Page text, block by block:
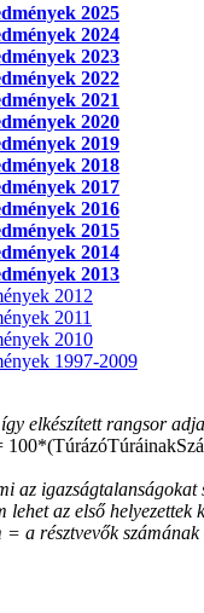
2025
2024
2023
2022
2021
2020
2019
2018
2017
2016
2015
2014
2013
2012
2011
2010
1997-2009
elkészített rangsor
az
lehet az első
a résztvevők